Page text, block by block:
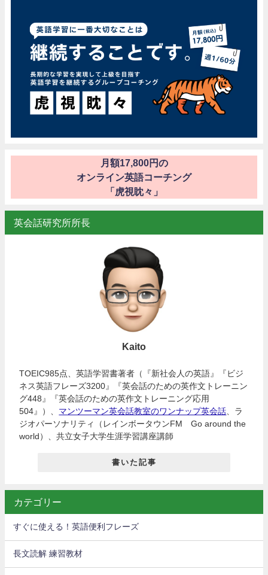
月額17,800円の
オンライン英語コーチング
「虎視眈々」
英会話研究所所長
Kaito
TOEIC985点、英語学習書著者（『新社会人の英語』『ビジ
ネス英語フレーズ3200』『英会話のための英作文トレーニン
グ448』『英会話のための英作文トレーニング応用
504』）、 マンツーマン英会話教室のワンナップ英会話 、ラ
ジオパーソナリティ（レインボータウンFM Go around the
world）、共立女子大学生涯学習講座講師
書いた記事
カテゴリー
すぐに使える！英語便利フレーズ
長文読解 練習教材